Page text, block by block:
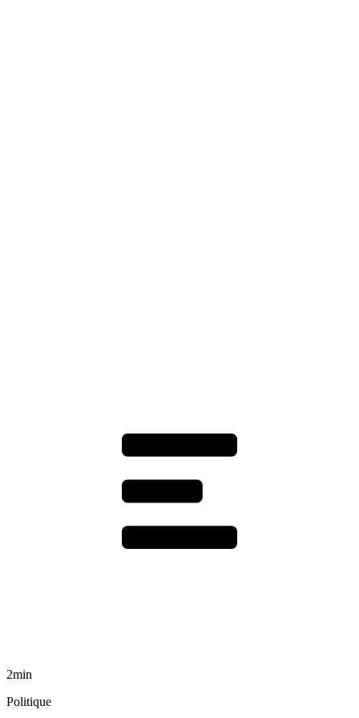
2min
Politique